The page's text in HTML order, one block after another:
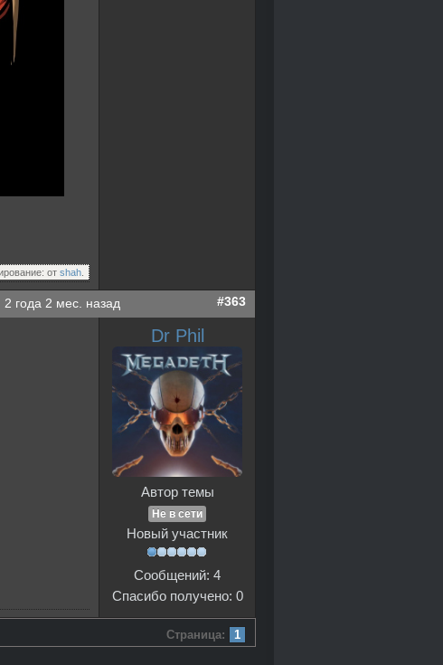
от shah
2 года 2 мес. назад #363
Dr Phil
Автор темы
Не в сети
Новый участник
Сообщений: 4
Спасибо получено: 0
Страница: 1